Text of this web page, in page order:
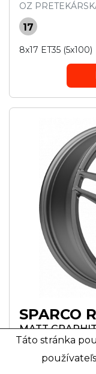
OZ
17
8x17 ET35 (5x100)
SPARCO
MATT
MATNÁ
Táto stránka